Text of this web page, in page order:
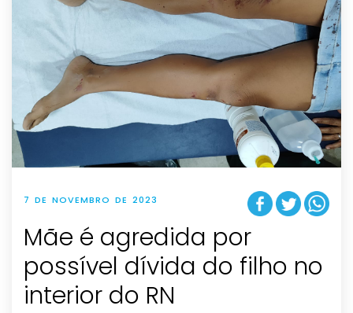
7 DE NOVEMBRO DE 2023
Mãe é agredida por
possível dívida do filho no
interior do RN